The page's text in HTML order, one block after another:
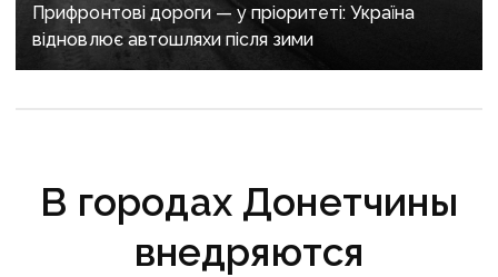
Прифронтові дороги — у пріоритеті: Україна
відновлює автошляхи після зими
В городах Донетчины
внедряются